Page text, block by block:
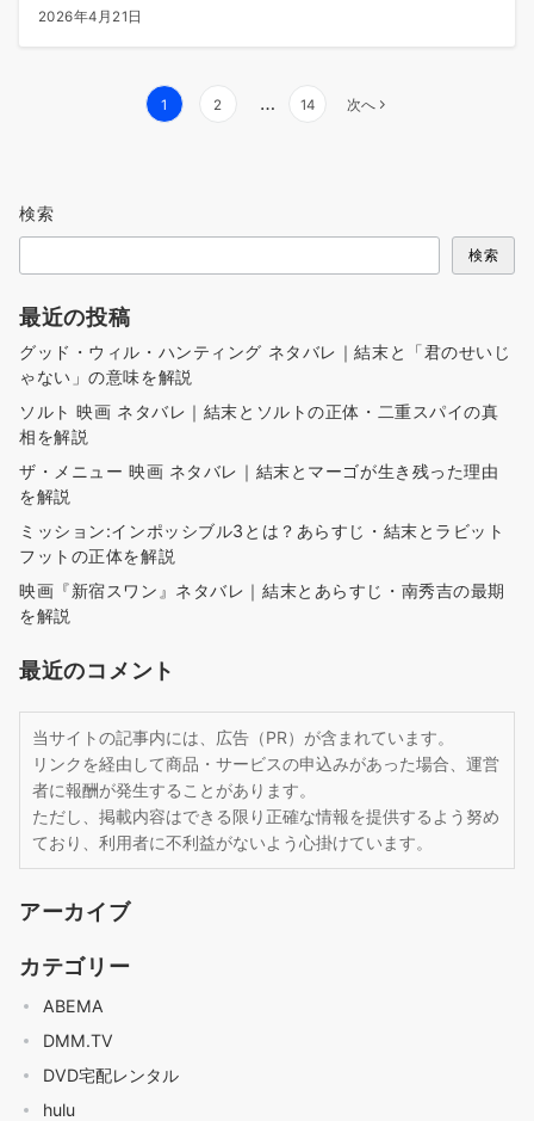
2026年4月21日
ー
送
り
1 2 … 14 次へ
検索
検索
最近の投稿
グッド・ウィル・ハンティング ネタバレ｜結末と「君のせいじ
ゃない」の意味を解説
ソルト 映画 ネタバレ｜結末とソルトの正体・二重スパイの真
相を解説
ザ・メニュー 映画 ネタバレ｜結末とマーゴが生き残った理由
を解説
ミッション:インポッシブル3とは？あらすじ・結末とラビット
フットの正体を解説
映画『新宿スワン』ネタバレ｜結末とあらすじ・南秀吉の最期
を解説
最近のコメント
当サイトの記事内には、広告（PR）が含まれています。
リンクを経由して商品・サービスの申込みがあった場合、運営
者に報酬が発生することがあります。
ただし、掲載内容はできる限り正確な情報を提供するよう努め
ており、利用者に不利益がないよう心掛けています。
アーカイブ
カテゴリー
ABEMA
DMM.TV
DVD宅配レンタル
hulu